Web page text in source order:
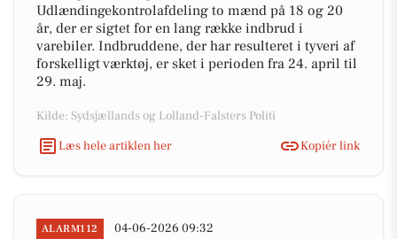
Udlændingekontrolafdeling to mænd på 18 og 20
år, der er sigtet for en lang række indbrud i
varebiler. Indbruddene, der har resulteret i tyveri af
forskelligt værktøj, er sket i perioden fra 24. april til
29. maj.
Kilde: Sydsjællands og Lolland-Falsters Politi
Læs hele artiklen her
Kopiér link
ALARM112 04-06-2026 09:32